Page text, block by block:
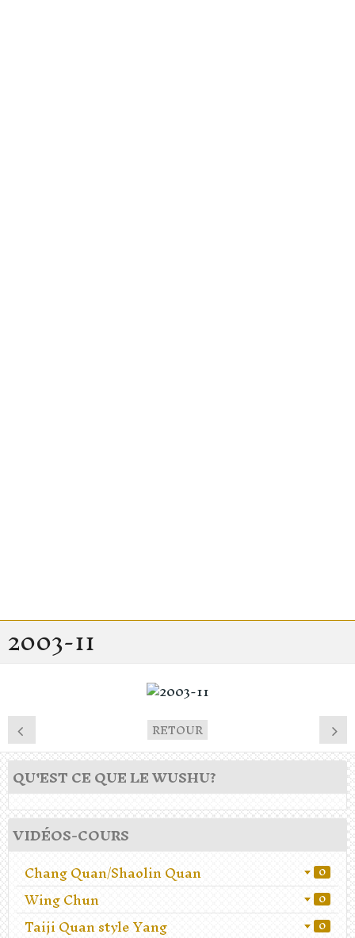
2003-11
RETOUR
QU'EST CE QUE LE WUSHU?
VIDÉOS-COURS
Chang Quan/Shaolin Quan
0
Wing Chun 0
Taiji Quan style Yang 0